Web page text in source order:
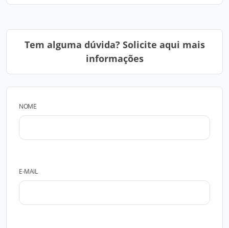
Tem alguma dúvida? Solicite aqui mais
informações
NOME
E-MAIL